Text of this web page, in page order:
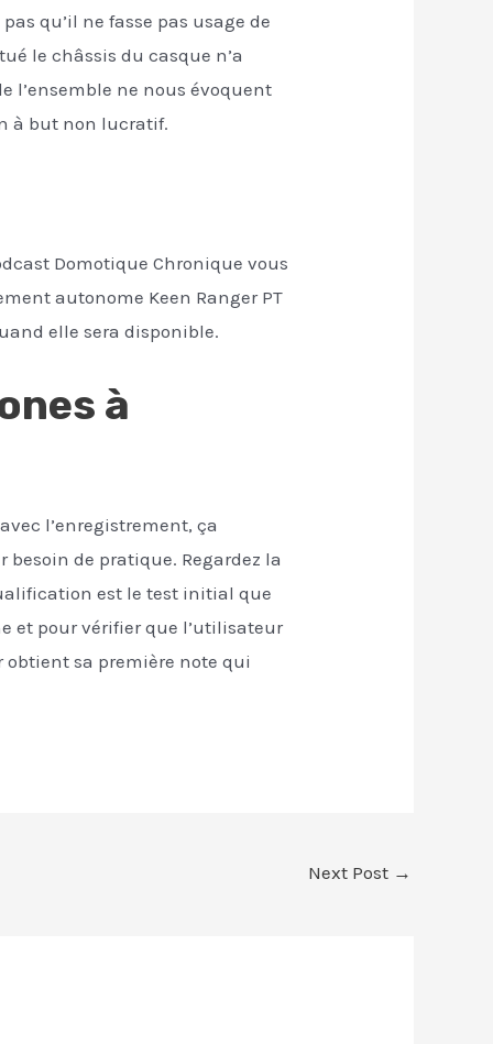
qu’il ne fasse pas usage de
le châssis du casque n’a
l’ensemble ne nous évoquent
à but non lucratif.
Domotique Chronique vous
autonome Keen Ranger PT
elle sera disponible.
à
l’enregistrement, ça
de pratique. Regardez la
est le test initial que
et pour vérifier que l’utilisateur
obtient sa première note qui
Next Post →